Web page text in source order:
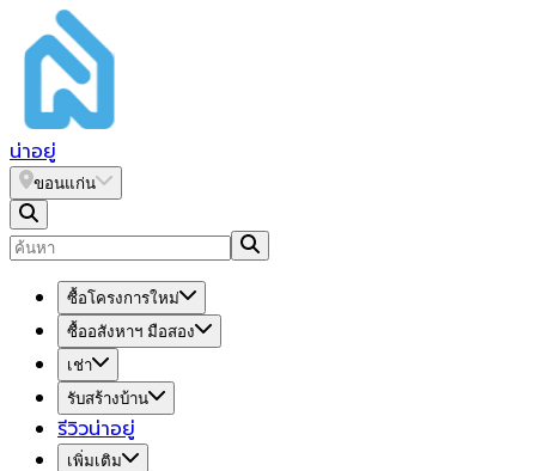
น่าอยู่
ขอนแก่น
ซื้อโครงการใหม่
ซื้ออสังหาฯ มือสอง
เช่า
รับสร้างบ้าน
รีวิวน่าอยู่
เพิ่มเติม